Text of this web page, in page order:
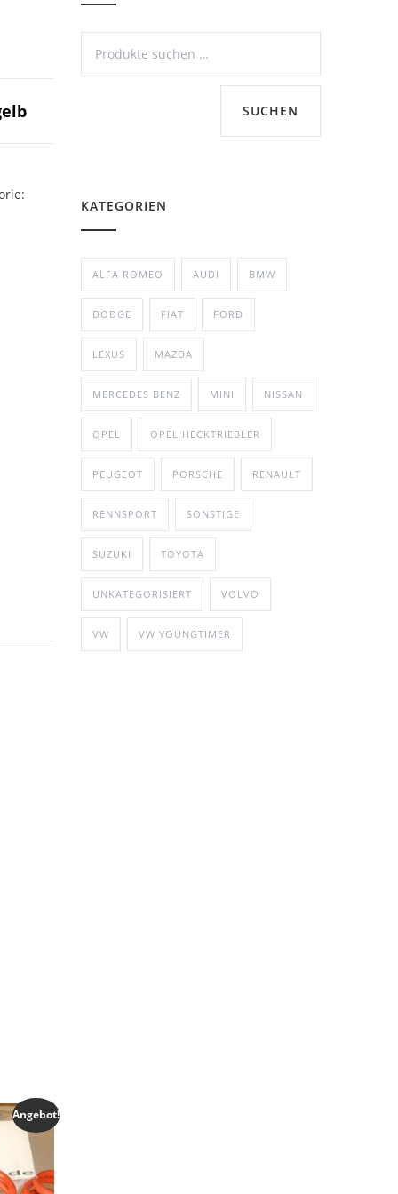
Angebot!
SUCHEN
KATEGORIEN
ALFA ROMEO AUDI BMW
DODGE FIAT FORD
LEXUS MAZDA
MERCEDES BENZ MINI NISSAN
OPEL OPEL HECKTRIEBLER
PEUGEOT PORSCHE RENAULT
RENNSPORT SONSTIGE
SUZUKI TOYOTA
UNKATEGORISIERT VOLVO
VW VW YOUNGTIMER